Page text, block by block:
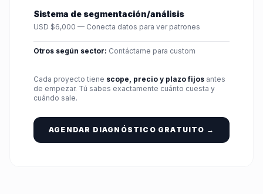
Sistema de segmentación/análisis
USD $6,000 — Conecta datos para ver patrones
Otros según sector: Contáctame para custom
Cada proyecto tiene scope, precio y plazo fijos antes
de empezar. Tú sabes exactamente cuánto cuesta y
cuándo sale.
AGENDAR DIAGNÓSTICO GRATUITO →